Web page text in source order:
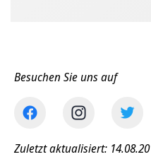
Besuchen Sie uns auf
Zuletzt aktualisiert: